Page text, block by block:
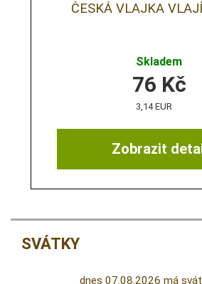
ČESKÁ VLAJKA
Skladem
Zobrazit
76 Kč
3,14 EUR
SVÁTKY
dnes 07.08.2026 má